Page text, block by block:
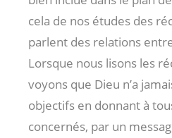
cela de nos études des
parlent des relations
Lorsque nous lisons les
voyons que Dieu n’a
objectifs en donnant à
concernés, par un